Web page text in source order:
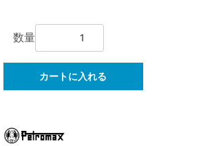
数量
カートに入れる